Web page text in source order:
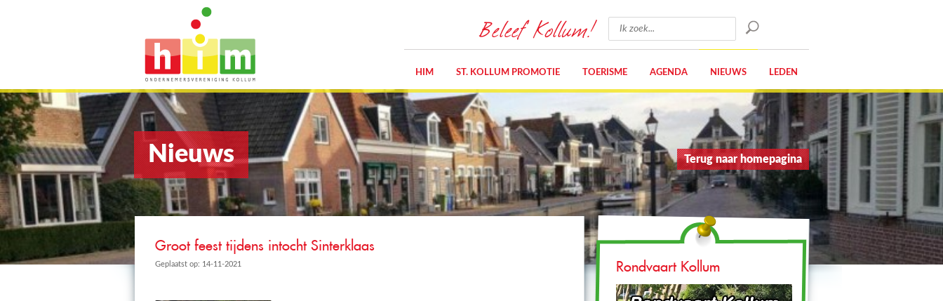
Beleef Kollum!
HIM ST. KOLLUM PROMOTIE TOERISME AGENDA NIEUWS LEDEN
Nieuws Terug naar homepagina
Groot feest tijdens intocht Sinterklaas
Geplaatst op: 14-11-2021 Rondvaart Kollum